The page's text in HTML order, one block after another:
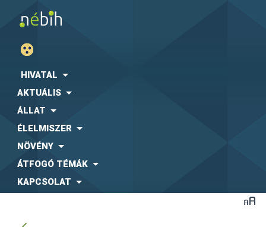
HIVATAL
AKTUÁLIS
ÁLLAT
ÉLELMISZER
NÖVÉNY
ÁTFOGÓ TÉMÁK
KAPCSOLAT